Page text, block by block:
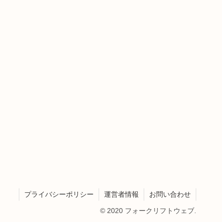
プライバシーポリシー 運営者情報 お問い合わせ
© 2020 フォークリフトウェブ.